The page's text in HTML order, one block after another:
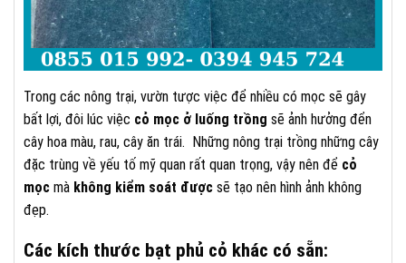
Trong các nông trại, vườn tược việc để nhiều có mọc sẽ gây
bất lợi, đôi lúc việc cỏ mọc ở luống trồng sẽ ảnh hưởng đển
cây hoa màu, rau, cây ăn trái. Những nông trại trồng những cây
đặc trùng về yếu tố mỹ quan rất quan trọng, vậy nên để cỏ
mọc mà không kiểm soát được sẽ tạo nên hình ảnh không
đẹp.
Các kích thước bạt phủ cỏ khác có sẵn: